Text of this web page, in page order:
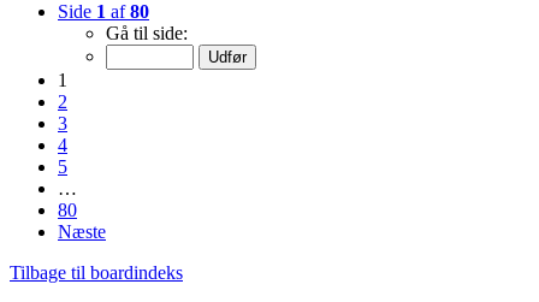
Side 1 af80
Gå til side:
1
2
3
4
5
…
80
Næste
Tilbage til boardindeks